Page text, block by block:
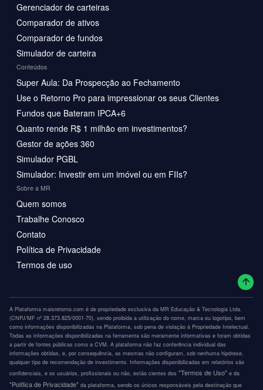
Gerenciador de carteiras
Comparador de ativos
Comparador de fundos
Simulador de carteira
Conteúdos
Super Aula: Da Prospecção ao Fechamento
Use o Retorno Pro para impressionar os seus Clientes
Fundos que Bateram IPCA+6
Quanto rende R$ 1 milhão em investimentos?
Gestor de ações 360
Simulador PGBL
Simulador: Investir em um imóvel ou em FIIs?
Sobre a MR
Quem somos
Trabalhe Conosco
Contato
Política de Privacidade
Termos de uso
A Plataforma maisretorno.com é de propriedade exclusiva da MR Educação & Tecnologia Ltda.
(CNPJ/MF nº 28.373.825/0001-70), sendo proibida a utilização do nome, marca ou logotipo, bem
como informações disponibilizadas na Plataforma, sob pena de violação à Propriedade Intelectual.
Todas as informações disponibilizadas na ferramenta são meramente informativas e foram obtidas
a partir de fontes públicas como a CVM. A plataforma não faz conferência individual das
informações obtidas, e, por consequência, as mesmas não configuram, sob nenhuma hipótese,
qualquer tipo de recomendação de investimento. Informações disponibilizadas em relatórios são
confidenciais, e os usuários, profissionais ou não, estão cientes dos "Termos de Uso" e da
"Política de Privacidade" da plataforma, sendo os únicos responsáveis pela destinação que